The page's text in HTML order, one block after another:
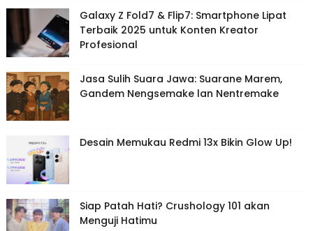
Galaxy Z Fold7 & Flip7: Smartphone Lipat
Terbaik 2025 untuk Konten Kreator
Profesional
Jasa Sulih Suara Jawa: Suarane Marem,
Gandem Nengsemake lan Nentremake
Desain Memukau Redmi 13x Bikin Glow Up!
Siap Patah Hati? Crushology 101 akan
Menguji Hatimu